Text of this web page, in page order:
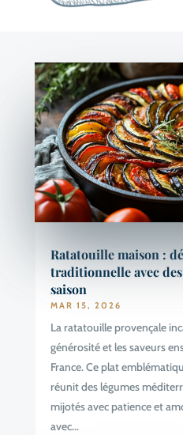
Ratatouille maison :
traditionnelle avec
saison
MAR 15, 2026
La ratatouille provençale
générosité et les saveurs
France. Ce plat
réunit des légumes
mijotés avec patience et
avec...